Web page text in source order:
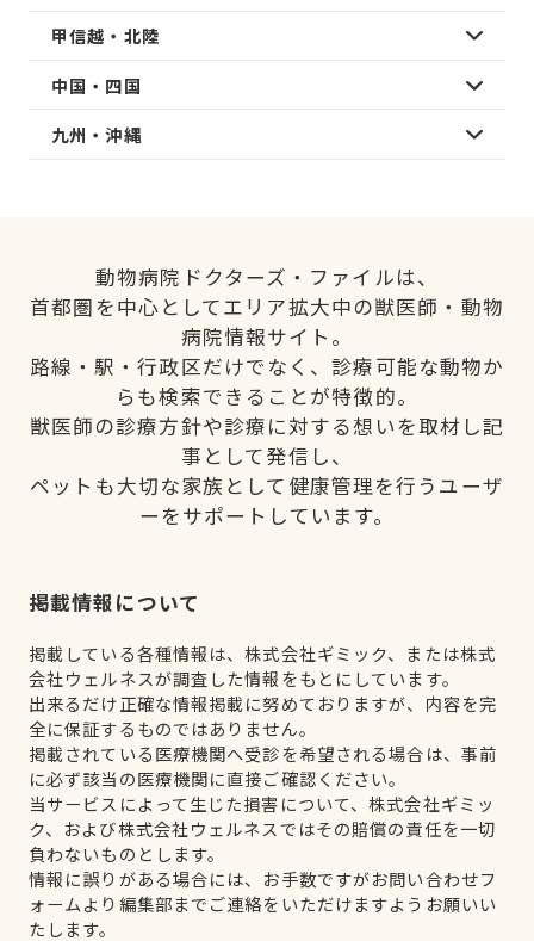
甲信越・北陸
中国・四国
九州・沖縄
動物病院ドクターズ・ファイルは、
首都圏を中心としてエリア拡大中の獣医師・動物
病院情報サイト。
路線・駅・行政区だけでなく、診療可能な動物か
らも検索できることが特徴的。
獣医師の診療方針や診療に対する想いを取材し記
事として発信し、
ペットも大切な家族として健康管理を行うユーザ
ーをサポートしています。
掲載情報について
掲載している各種情報は、株式会社ギミック、または株式
会社ウェルネスが調査した情報をもとにしています。
出来るだけ正確な情報掲載に努めておりますが、内容を完
全に保証するものではありません。
掲載されている医療機関へ受診を希望される場合は、事前
に必ず該当の医療機関に直接ご確認ください。
当サービスによって生じた損害について、株式会社ギミッ
ク、および株式会社ウェルネスではその賠償の責任を一切
負わないものとします。
情報に誤りがある場合には、お手数ですがお問い合わせフ
ォームより編集部までご連絡をいただけますようお願いい
たします。